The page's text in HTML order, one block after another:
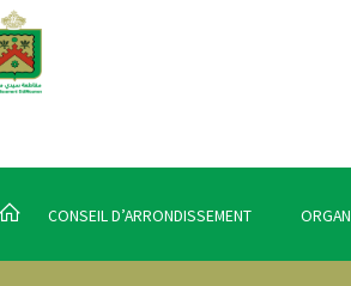
CONSEIL D’ARRONDISSEMENT